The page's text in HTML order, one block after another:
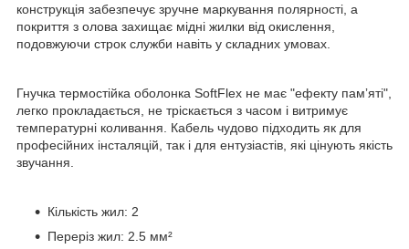
конструкція забезпечує зручне маркування полярності, а
покриття з олова захищає мідні жилки від окислення,
подовжуючи строк служби навіть у складних умовах.
Гнучка термостійка оболонка SoftFlex не має "ефекту памʼяті",
легко прокладається, не тріскається з часом і витримує
температурні коливання. Кабель чудово підходить як для
професійних інсталяцій, так і для ентузіастів, які цінують якість
звучання.
Кількість жил: 2
Переріз жил: 2.5 мм²